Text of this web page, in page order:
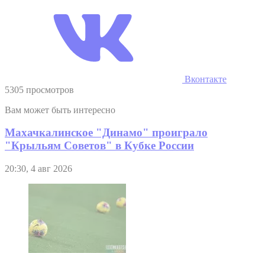
Вконтакте
5305 просмотров
Вам может быть интересно
Махачкалинское "Динамо" проиграло
"Крыльям Советов" в Кубке России
20:30, 4 авг 2026